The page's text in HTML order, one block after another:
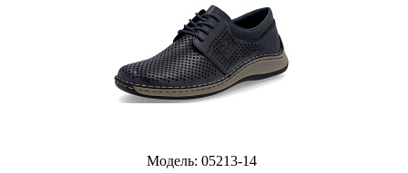
Модель: 05213-14